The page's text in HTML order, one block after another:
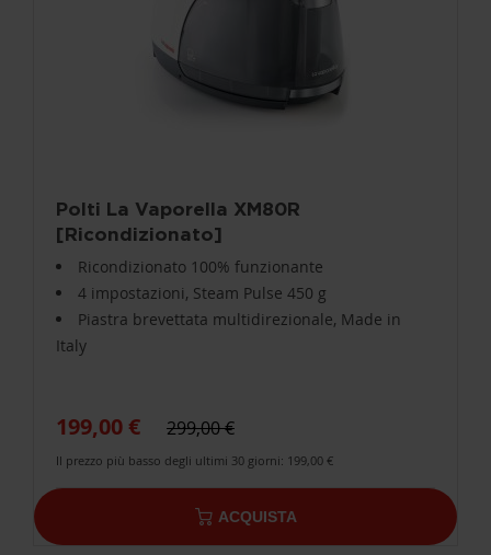
Polti La Vaporella XM80R
[Ricondizionato]
Ricondizionato 100% funzionante
4 impostazioni, Steam Pulse 450 g
Piastra brevettata multidirezionale, Made in
Italy
199,00 € 299,00 €
Il prezzo più basso degli ultimi 30 giorni: 199,00 €
ACQUISTA